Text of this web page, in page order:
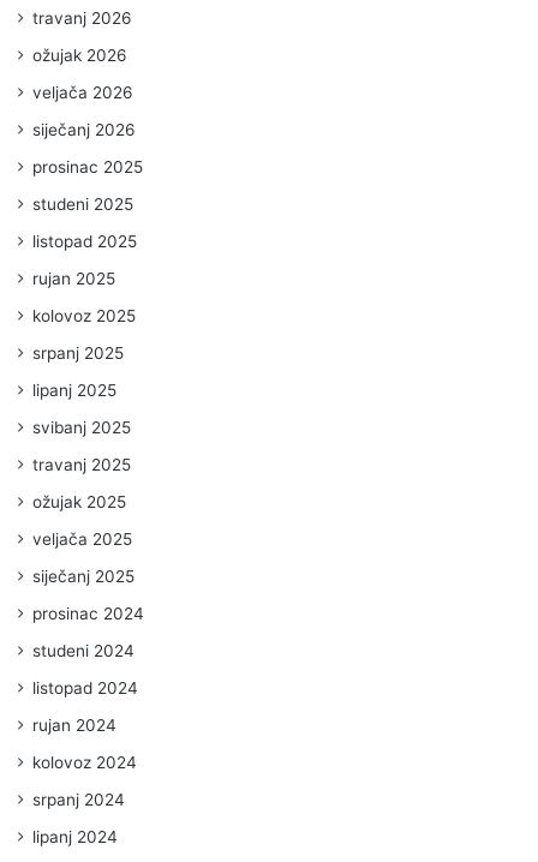
travanj 2026
ožujak 2026
veljača 2026
siječanj 2026
prosinac 2025
studeni 2025
listopad 2025
rujan 2025
kolovoz 2025
srpanj 2025
lipanj 2025
svibanj 2025
travanj 2025
ožujak 2025
veljača 2025
siječanj 2025
prosinac 2024
studeni 2024
listopad 2024
rujan 2024
kolovoz 2024
srpanj 2024
lipanj 2024